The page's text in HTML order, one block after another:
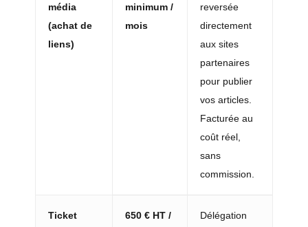
média
(achat de
liens)
minimum /
mois
reversée
directement
aux sites
partenaires
pour publier
vos articles.
Facturée au
coût réel,
sans
commission.
Ticket
650 € HT /
Délégation